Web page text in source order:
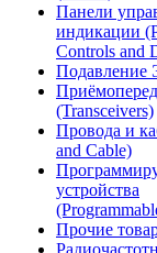
Панели
индикации
Controls and
(Transceivers)
Провода и
and Cable)
устройства
Прочие